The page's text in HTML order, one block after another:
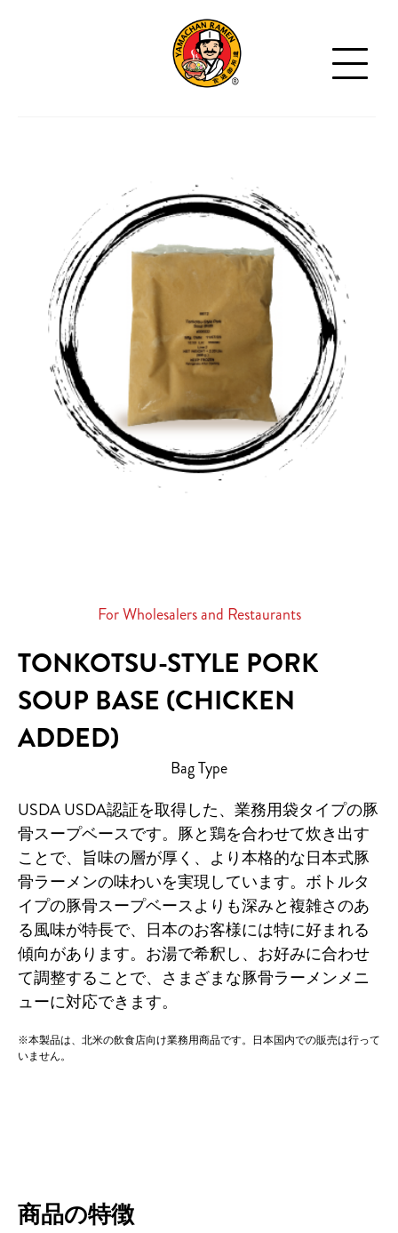
For Wholesalers and Restaurants
TONKOTSU-STYLE PORK
SOUP BASE (CHICKEN
ADDED)
Bag Type
USDAUSDA認証を取得した、業務用袋タイプの豚
骨スープベースです。豚と鶏を合わせて炊き出す
ことで、旨味の層が厚く、より本格的な日本式豚
骨ラーメンの味わいを実現しています。ボトルタ
イプの豚骨スープベースよりも深みと複雑さのあ
る風味が特長で、日本のお客様には特に好まれる
傾向があります。お湯で希釈し、お好みに合わせ
て調整することで、さまざまな豚骨ラーメンメニ
ューに対応できます。
※本製品は、北米の飲食店向け業務用商品です。日本国内での販売は行って
いません。
商品の特徴